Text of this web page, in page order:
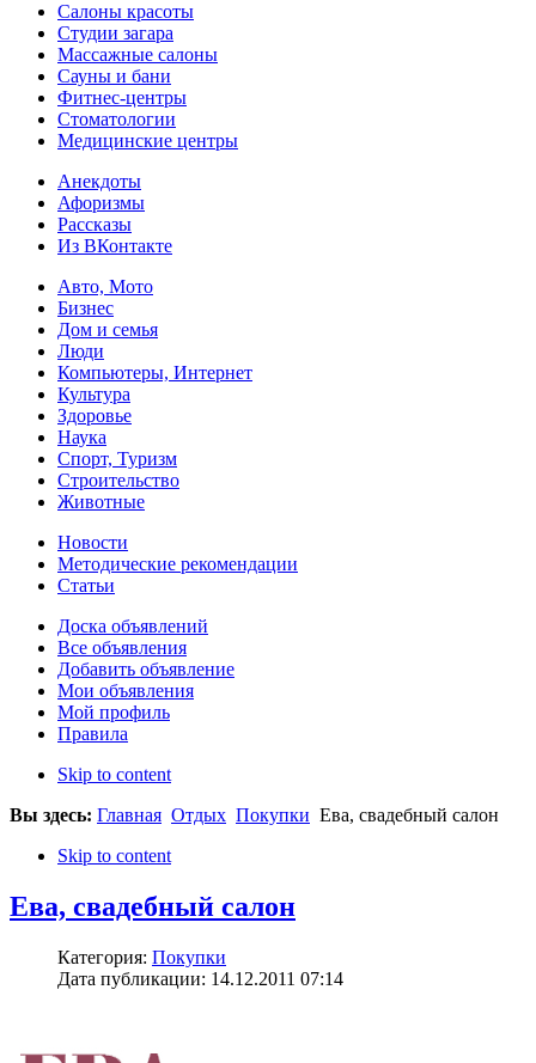
Салоны красоты
Студии загара
Массажные салоны
Сауны и бани
Фитнес-центры
Стоматологии
Медицинские центры
Анекдоты
Афоризмы
Рассказы
Из ВКонтакте
Авто, Мото
Бизнес
Дом и семья
Люди
Компьютеры, Интернет
Культура
Здоровье
Наука
Спорт, Туризм
Строительство
Животные
Новости
Методические рекомендации
Статьи
Доска объявлений
Все объявления
Добавить объявление
Мои объявления
Мой профиль
Правила
Skip to content
Вы здесь: Главная Отдых Покупки Ева, свадебный салон
Skip to content
Ева, свадебный салон
Категория: Покупки
Дата публикации: 14.12.2011 07:14